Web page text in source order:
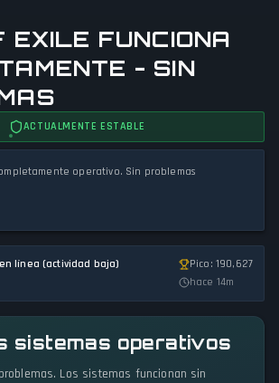
EXILE FUNCIONA
- SIN
ACTUALMENTE ESTABLE
operativo. Sin problemas
línea (actividad baja)
Pico: 190,627
hace 14m
sistemas operativos
Los sistemas funcionan sin